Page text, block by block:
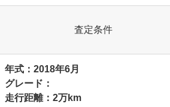
査定条件
年式：2018年6月
グレード：
走行距離：2万km